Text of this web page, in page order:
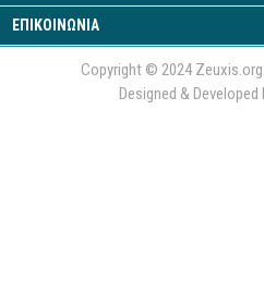
ΕΠΙΚΟΙΝΩΝΙΑ
Copyright © 2024
Designed & Developed